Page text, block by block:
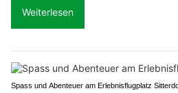
Weiterlesen
Spass und Abenteuer am Erlebnisflugplatz